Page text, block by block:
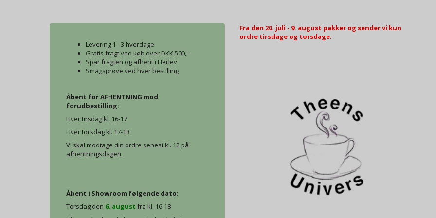
Levering 1 - 3 hverdage
Gratis fragt ved køb over DKK 500,-
Spar fragten og afhent i Herlev
Smagsprøve ved hver bestilling
Åbent for AFHENTNING mod
forudbestilling:
Hver tirsdag kl. 16-17
Hver torsdag kl. 17-18
Vi skal modtage din ordre senest kl. 12 på
afhentningsdagen.
Åbent i Showroom følgende dato:
Torsdag den 6. august fra kl. 16-18
Fra den 20. juli - 9. august pakker og sender vi kun
ordre tirsdage og torsdage.